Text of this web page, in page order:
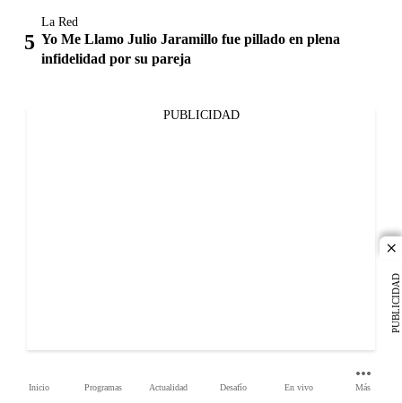
Inicio Programas Actualidad Desafío En vivo Más
PUBLICIDAD
La Red
Yo Me Llamo Julio Jaramillo fue pillado en plena
infidelidad por su pareja
PUBLICIDAD